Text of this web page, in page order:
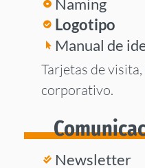
Logotipo
Manual de
Tarjetas de
corporativo.
Newsletter